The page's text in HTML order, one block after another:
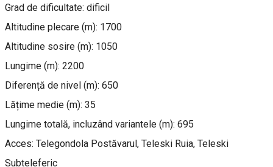
Grad de dificultate: dificil
Altitudine plecare (m): 1700
Altitudine sosire (m): 1050
Lungime (m): 2200
Diferență de nivel (m): 650
Lățime medie (m): 35
Lungime totală, incluzând variantele (m): 695
Acces: Telegondola Postăvarul, Teleski Ruia, Teleski
Subteleferic